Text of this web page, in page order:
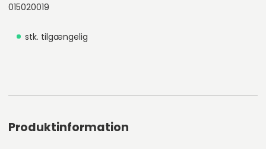
015020019
stk. tilgængelig
Produktinformation